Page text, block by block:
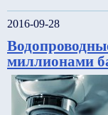
2016-09-28
миллионами